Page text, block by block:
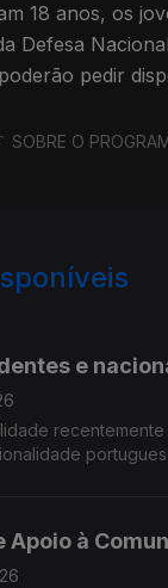
18 anos, os
Defesa
pedir
SOBRE O
e
Apoio à